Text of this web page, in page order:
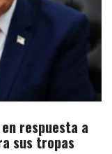
respuesta a
sus tropas